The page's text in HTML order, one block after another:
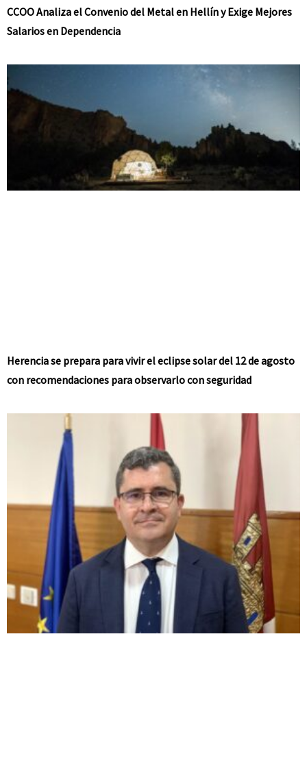
CCOO Analiza el Convenio del Metal en Hellín y Exige Mejores
Salarios en Dependencia
Herencia se prepara para vivir el eclipse solar del 12 de agosto
con recomendaciones para observarlo con seguridad